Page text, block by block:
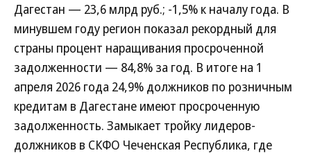
Дагестан — 23,6 млрд руб.; -1,5% к началу года. В
минувшем году регион показал рекордный для
страны процент наращивания просроченной
задолженности — 84,8% за год. В итоге на 1
апреля 2026 года 24,9% должников по розничным
кредитам в Дагестане имеют просроченную
задолженность. Замыкает тройку лидеров-
должников в СКФО Чеченская Республика, где